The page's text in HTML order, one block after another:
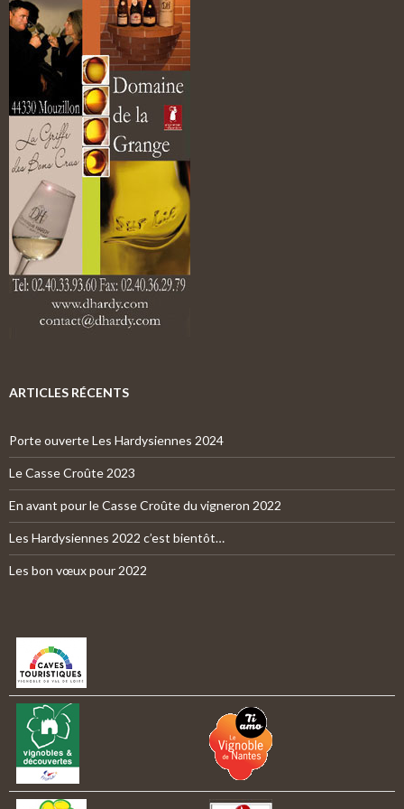
ARTICLES RÉCENTS
Porte ouverte Les Hardysiennes 2024
Le Casse Croûte 2023
En avant pour le Casse Croûte du vigneron 2022
Les Hardysiennes 2022 c’est bientôt…
Les bon vœux pour 2022